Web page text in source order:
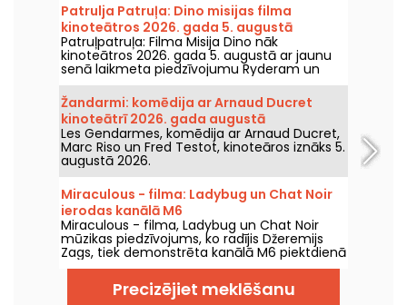
Patrulja Patruļa: Dino misijas filma
kinoteātros 2026. gada 5. augustā
Patruļpatruļa: Filma Misija Dino nāk
kinoteātros 2026. gada 5. augustā ar jaunu
senā laikmeta piedzīvojumu Ryderam un
viņa komandai.
Žandarmi: komēdija ar Arnaud Ducret
kinoteātrī 2026. gada augustā
Les Gendarmes, komēdija ar Arnaud Ducret,
Marc Riso un Fred Testot, kinoteāros iznāks 5.
augustā 2026.
Miraculous - filma: Ladybug un Chat Noir
ierodas kanālā M6
Miraculous - filma, Ladybug un Chat Noir
mūzikas piedzīvojums, ko radījis Džeremijs
Zags, tiek demonstrēta kanālā M6 piektdienā
2026. gada 7. augustā plkst. 21:05.
Precizējiet meklēšanu